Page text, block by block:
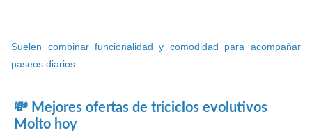
Suelen combinar funcionalidad y comodidad para acompañar
paseos diarios.
💸 Mejores ofertas de triciclos evolutivos
Molto hoy